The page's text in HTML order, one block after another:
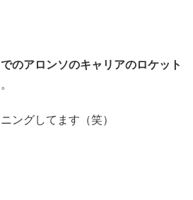
のアロンソのキャリアのロケット
ングしてます（笑）